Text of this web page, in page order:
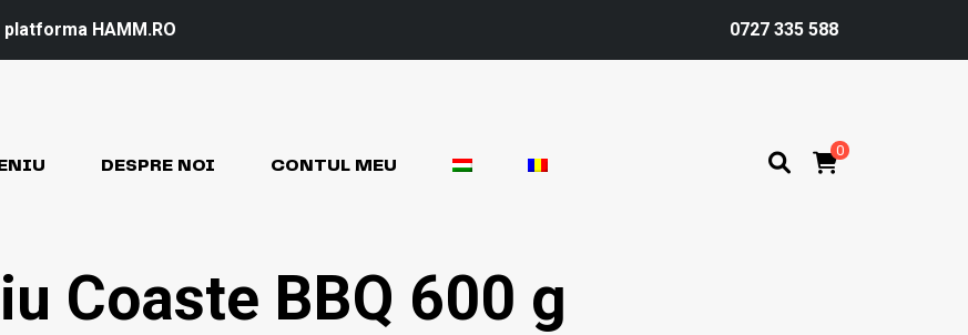
HAMM.RO 0727 335 588
DESPRE NOI CONTUL MEU
0
Coaste BBQ 600 g